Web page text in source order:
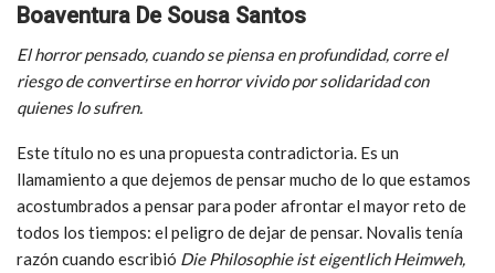
Boaventura De Sousa Santos
El horror pensado, cuando se piensa en profundidad, corre el
riesgo de convertirse en horror vivido por solidaridad con
quienes lo sufren.
Este título no es una propuesta contradictoria. Es un
llamamiento a que dejemos de pensar mucho de lo que estamos
acostumbrados a pensar para poder afrontar el mayor reto de
todos los tiempos: el peligro de dejar de pensar. Novalis tenía
razón cuando escribió Die Philosophie ist eigentlich Heimweh,